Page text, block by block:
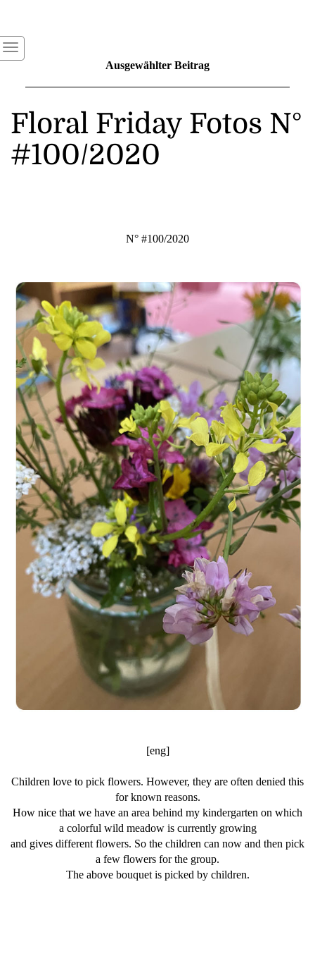
Ausgewählter Beitrag
Floral Friday Fotos N°
#100/2020
N° #100/2020
[eng]
Children love to pick flowers. However, they are often denied this
for known reasons.
How nice that we have an area behind my kindergarten on which
a colorful wild meadow is currently growing
and gives different flowers. So the children can now and then pick
a few flowers for the group.
The above bouquet is picked by children.